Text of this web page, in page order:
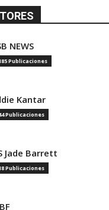
NEWS
Publicaciones
Kantar
Publicaciones
Jade Barrett
Publicaciones